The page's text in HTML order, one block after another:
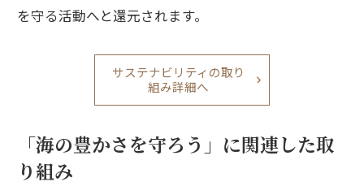
を守る活動へと還元されます。
サステナビリティの取り
組み詳細へ
「海の豊かさを守ろう」に関連した取
り組み